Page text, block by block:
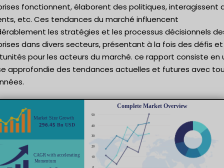
fonctionnent, élaborent des politiques, interagissent
etc. Ces tendances du marché influencent
les stratégies et les processus décisionnels
dans divers secteurs, présentant à la fois des défis
pour les acteurs du marché. ce rapport consiste en
approfondie des tendances actuelles et futures avec